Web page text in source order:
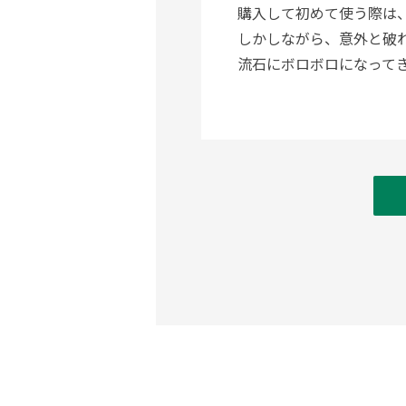
購入して初めて使う際は
しかしながら、意外と
流石にボロボロになって